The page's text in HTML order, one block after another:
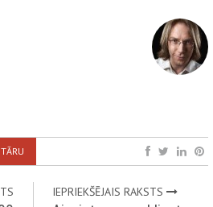
IEPRIEKŠĒJAIS RAKSTS